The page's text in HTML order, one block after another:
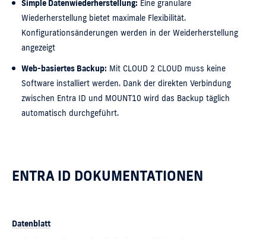
Simple Datenwiederherstellung: Eine granulare
Wiederherstellung bietet maximale Flexibilität.
Konfigurationsänderungen werden in der Weiderherstellung
angezeigt
Web-basiertes Backup: Mit CLOUD 2 CLOUD muss keine
Software installiert werden. Dank der direkten Verbindung
zwischen Entra ID und MOUNT10 wird das Backup täglich
automatisch durchgeführt.
ENTRA ID DOKUMENTATIONEN
Datenblatt